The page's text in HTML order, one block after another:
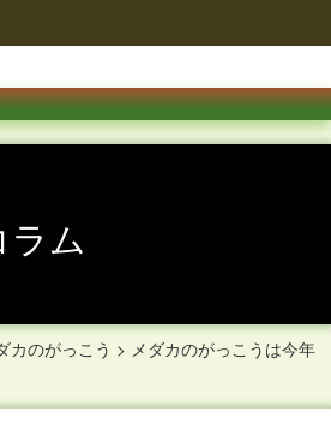
ム
カのがっこう > メダカのがっこうは今年